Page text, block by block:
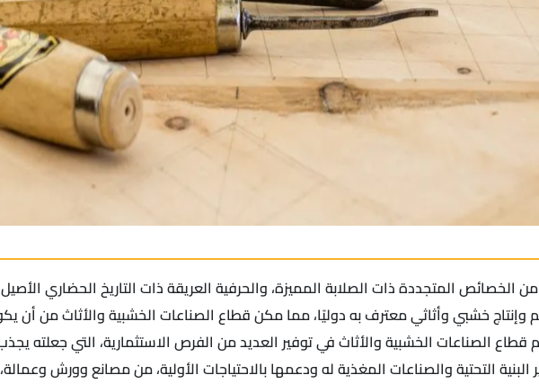
الخصائص المتجددة ذات الصلابة المميزة، والحرفية العريقة ذات التاريخ الحضاري الأصيل
خشبي وأثاثي معترف به دوليًا، مما مكن قطاع الصناعات الخشبية والأثاث من أن
قطاع الصناعات الخشبية والأثاث في توفير العديد من الفرص الاستثمارية، التي جعلته
التحتية والصناعات المغذية له ودعمها بالاحتياجات الأولية، من مصانع وورش